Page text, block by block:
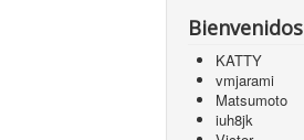
Bienvenidos
KATTY
vmjarami
Matsumoto
iuh8jk